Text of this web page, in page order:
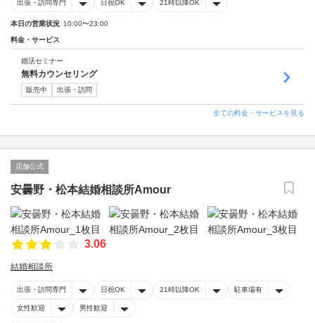
出張・訪問専門 日祝OK 21時以降OK
本日の営業状況 10:00〜23:00
料金・サービス
婚活セミナー
無料カウンセリング
販売中 出張・訪問
全ての料金・サービスを見る
店舗公式
安曇野・松本結婚相談所Amour
3.06
結婚相談所
出張・訪問専門 日祝OK 21時以降OK 駐車場有
女性歓迎 男性歓迎